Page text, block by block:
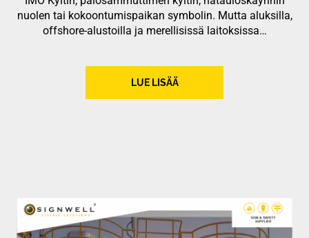
nuolen tai kokoontumispaikan symbolin. Mutta aluksilla,
offshore-alustoilla ja merellisissä laitoksissa…
LUE LISÄÄ